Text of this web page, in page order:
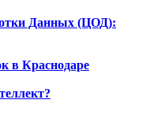
Данных (ЦОД):
в Краснодаре